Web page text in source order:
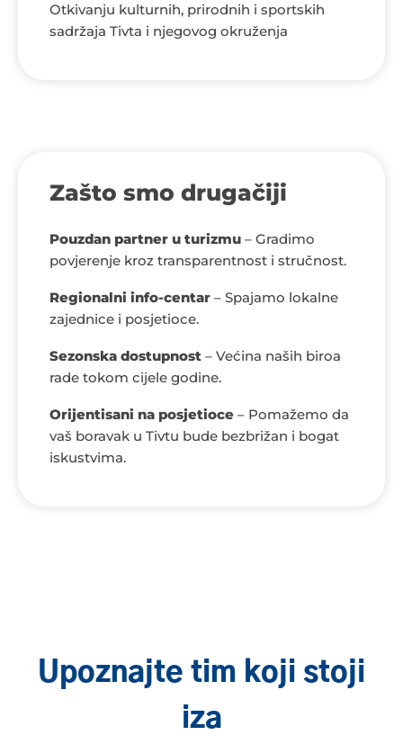
Otkivanju kulturnih, prirodnih i sportskih
sadržaja Tivta i njegovog okruženja
Zašto smo drugačiji
Pouzdan partner u turizmu – Gradimo
povjerenje kroz transparentnost i stručnost.
Regionalni info-centar – Spajamo lokalne
zajednice i posjetioce.
Sezonska dostupnost – Većina naših biroa
rade tokom cijele godine.
Orijentisani na posjetioce – Pomažemo da
vaš boravak u Tivtu bude bezbrižan i bogat
iskustvima.
Upoznajte tim koji stoji
iza